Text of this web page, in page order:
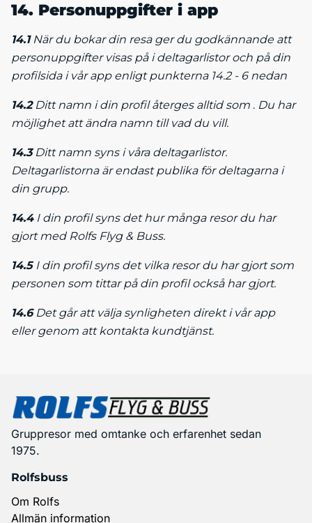
14. Personuppgifter i app
14.1När du bokar din resa ger du godkännande att
personuppgifter visas på i deltagarlistor och på din
profilsida i vår app enligt punkterna 14.2 - 6 nedan
14.2Ditt namn i din profil återges alltid som . Du har
möjlighet att ändra namn till vad du vill.
14.3Ditt namn syns i våra deltagarlistor.
Deltagarlistorna är endast publika för deltagarna i
din grupp.
14.4I din profil syns det hur många resor du har
gjort med Rolfs Flyg & Buss.
14.5I din profil syns det vilka resor du har gjort som
personen som tittar på din profil också har gjort.
14.6Det går att välja synligheten direkt i vår app
eller genom att kontakta kundtjänst.
Gruppresor med omtanke och erfarenhet sedan
1975.
Rolfsbuss
Om Rolfs
Allmän information